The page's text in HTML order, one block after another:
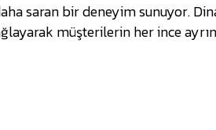
saran bir deneyim sunuyor.
müşterilerin her ince